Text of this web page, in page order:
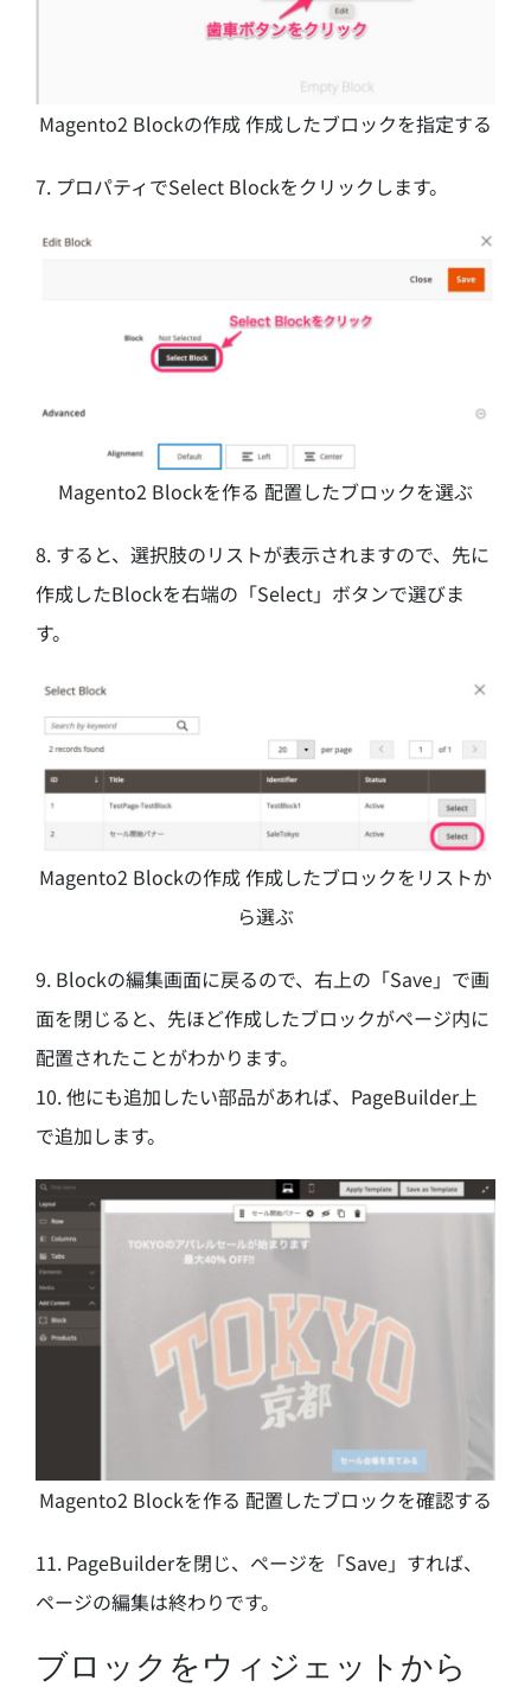
Magento2 Blockの作成 作成したブロックを指定する
7. プロパティでSelect Blockをクリックします。
Magento2 Blockを作る 配置したブロックを選ぶ
8. すると、選択肢のリストが表示されますので、先に
作成したBlockを右端の「Select」ボタンで選びま
す。
Magento2 Blockの作成 作成したブロックをリストか
ら選ぶ
9. Blockの編集画面に戻るので、右上の「Save」で画
面を閉じると、先ほど作成したブロックがページ内に
配置されたことがわかります。
10. 他にも追加したい部品があれば、PageBuilder上
で追加します。
Magento2 Blockを作る 配置したブロックを確認する
11. PageBuilderを閉じ、ページを「Save」すれば、
ページの編集は終わりです。
ブロックをウィジェットから